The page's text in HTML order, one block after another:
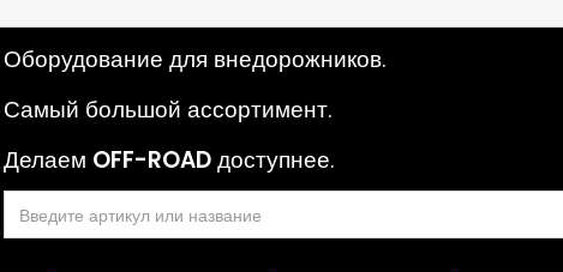
Оборудование для внедорожников.
Самый большой ассортимент.
Делаем OFF-ROADдоступнее.